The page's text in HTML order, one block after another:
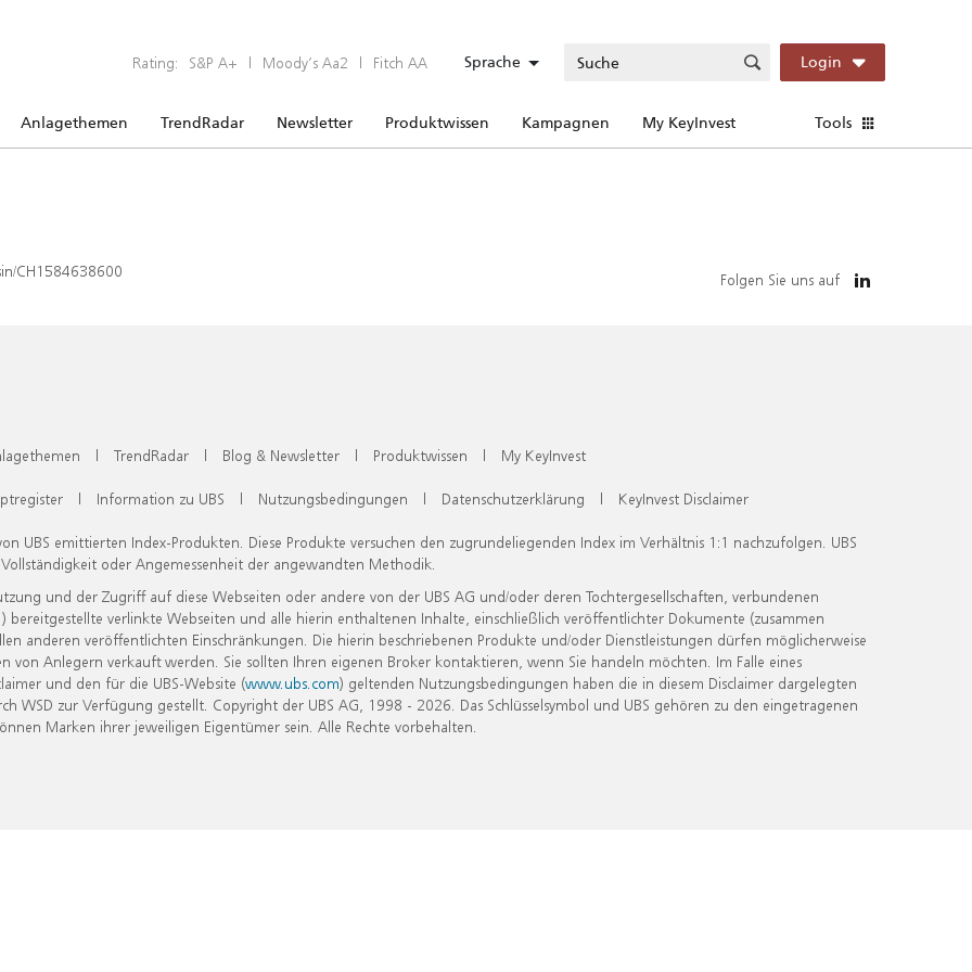
Rating: S&P A+ | Moody’s Aa2 | Fitch AA Sprache Login
Anlagethemen TrendRadar Newsletter Produktwissen Kampagnen My KeyInvest Tools
CH1584638600 Folgen Sie uns auf
| TrendRadar | Blog & Newsletter | Produktwissen | My KeyInvest
| Information zu UBS | Nutzungsbedingungen | Datenschutzerklärung | KeyInvest Disclaimer
UBS emittierten Index-Produkten. Diese Produkte versuchen den zugrundeliegenden Index im Verhältnis 1:1 nachzufolgen. UBS
oder Angemessenheit der angewandten Methodik.
und der Zugriff auf diese Webseiten oder andere von der UBS AG und/oder deren Tochtergesellschaften, verbundenen
verlinkte Webseiten und alle hierin enthaltenen Inhalte, einschließlich veröffentlichter Dokumente (zusammen
anderen veröffentlichten Einschränkungen. Die hierin beschriebenen Produkte und/oder Dienstleistungen dürfen möglicherweise
Anlegern verkauft werden. Sie sollten Ihren eigenen Broker kontaktieren, wenn Sie handeln möchten. Im Falle eines
und den für die UBS-Website (www.ubs.com) geltenden Nutzungsbedingungen haben die in diesem Disclaimer dargelegten
zur Verfügung gestellt. Copyright der UBS AG, 1998 - 2026. Das Schlüsselsymbol und UBS gehören zu den eingetragenen
Marken ihrer jeweiligen Eigentümer sein. Alle Rechte vorbehalten.